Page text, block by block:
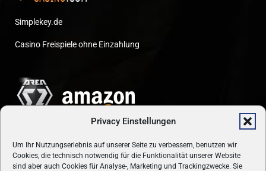
Privacy Einstellungen
Um Ihr Nutzungserlebnis auf unserer Seite zu verbessern, benutzen wir
Cookies, die technisch notwendig für die Funktionalität unserer Website
sind aber auch Cookies für Analyse-, Marketing und Trackingzwecke. Sie
Simplekey.de
Casino Freispiele ohne Einzahlung